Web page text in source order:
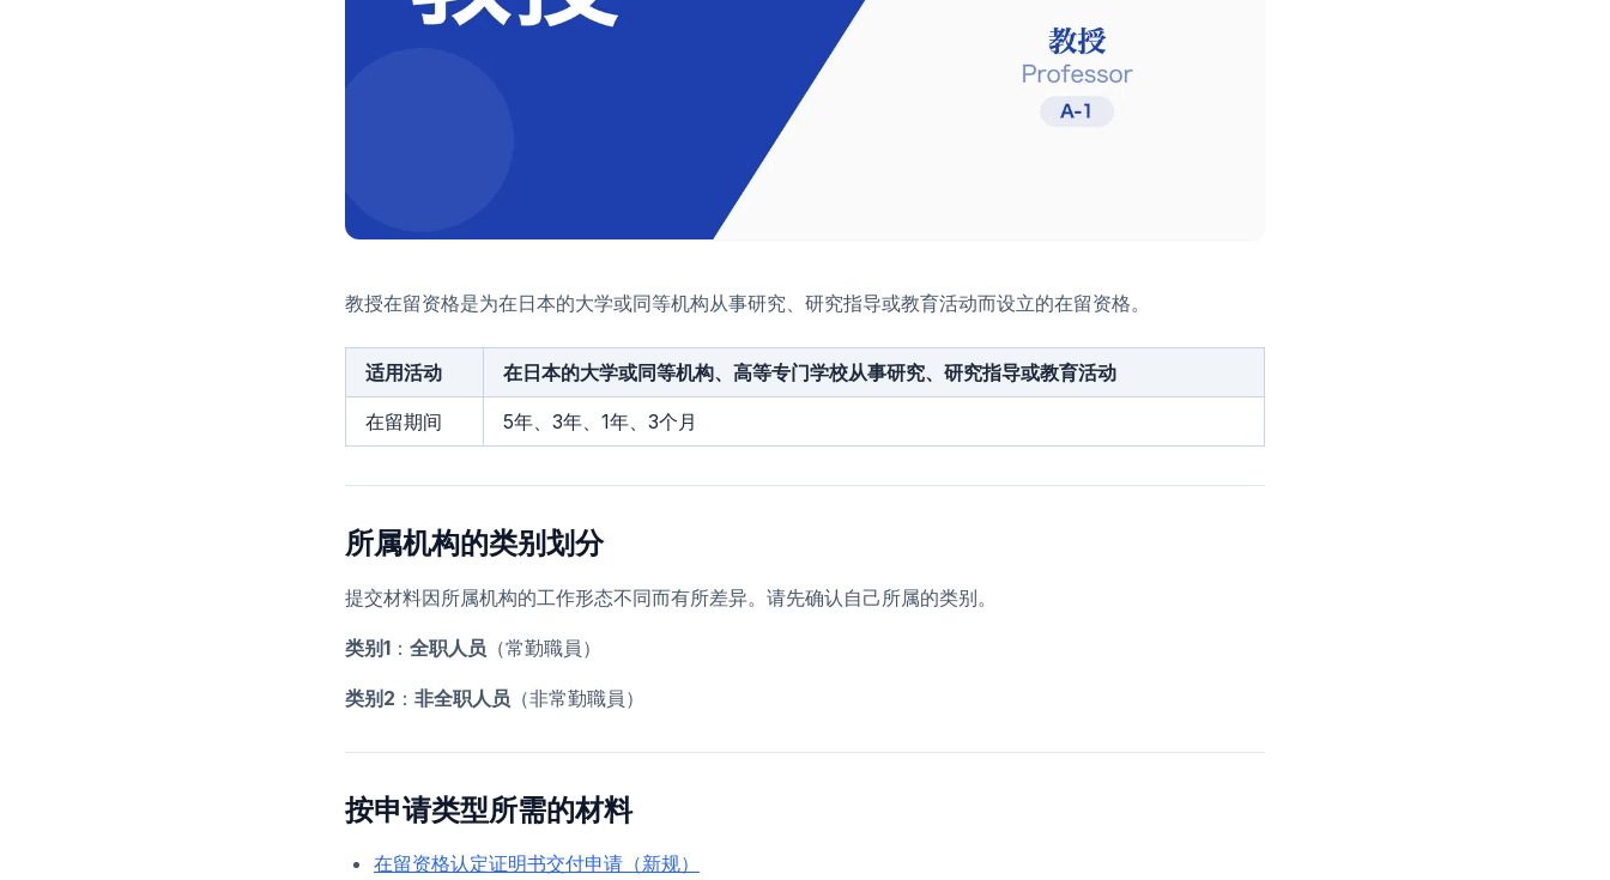
教授在留资格是为在日本的大学或同等机构从事研究、研究指导或教育活动而设立的在留资格。
适用活动 在日本的大学或同等机构、高等专门学校从事研究、研究指导或教育活动
在留期间 5年、3年、1年、3个月
所属机构的类别划分
提交材料因所属机构的工作形态不同而有所差异。请先确认自己所属的类别。
类别1 ： 全职人员 （常勤職員）
类别2 ： 非全职人员 （非常勤職員）
按申请类型所需的材料
在留资格认定证明书交付申请（新规）